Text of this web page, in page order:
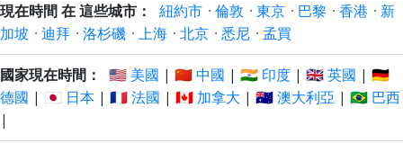
現在時間 在 這些城市： 紐約市 · 倫敦 · 東京 · 巴黎 · 香港 · 新
加坡 · 迪拜 · 洛杉磯 · 上海 · 北京 · 悉尼 · 孟買
國家現在時間： 🇺🇸 美國 | 🇨🇳 中國 | 🇮🇳 印度 | 🇬🇧 英國 | 🇩🇪
德國 | 🇯🇵 日本 | 🇫🇷 法國 | 🇨🇦 加拿大 | 🇦🇺 澳大利亞 | 🇧🇷 巴西
|